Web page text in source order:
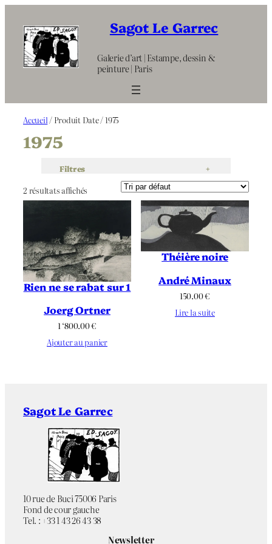
contenu
Sagot Le Garrec
Galerie d’art | Estampe, dessin &
peinture | Paris
Accueil / Produit Date / 1975
1975
Filtres +
2 résultats affichés
Rien ne se rabat sur 1
Joerg Ortner
1 ‘800.00€
Ajouter au panier
Théière noire
André Minaux
150.00€
Lire la suite
Sagot Le Garrec
10 rue de Buci 75006 Paris
Fond de cour gauche
Tel. : +33 1 43 26 43 38
Newsletter